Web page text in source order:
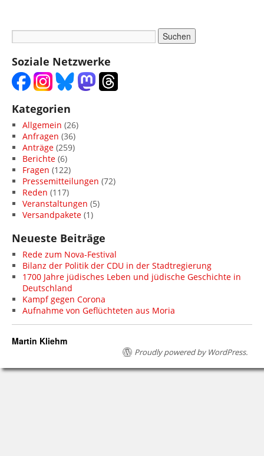
Soziale Netzwerke
Kategorien
Allgemein (26)
Anfragen (36)
Anträge (259)
Berichte (6)
Fragen (122)
Pressemitteilungen (72)
Reden (117)
Veranstaltungen (5)
Versandpakete (1)
Neueste Beiträge
Rede zum Nova-Festival
Bilanz der Politik der CDU in der Stadtregierung
1700 Jahre jüdisches Leben und jüdische Geschichte in
Deutschland
Kampf gegen Corona
Aufnahme von Geflüchteten aus Moria
Martin Kliehm
Proudly powered by WordPress.